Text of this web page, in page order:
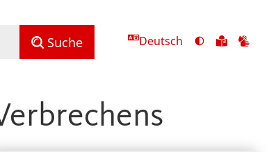
Suche Deutsch
Ansicht
Zu